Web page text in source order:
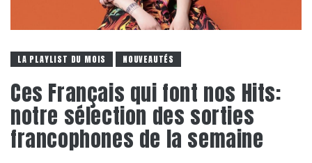
LA PLAYLIST DU MOIS NOUVEAUTÉS
Ces Français qui font nos Hits:
notre sélection des sorties
francophones de la semaine